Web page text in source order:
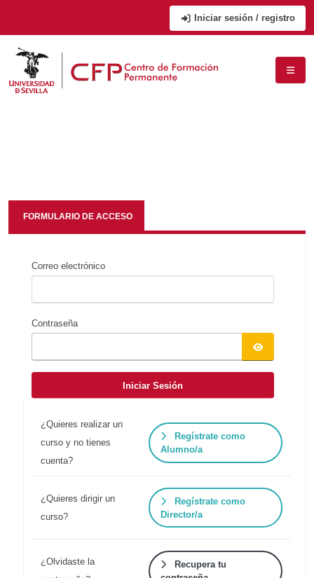
Iniciar sesión / registro
FORMULARIO DE ACCESO
Correo electrónico
Contraseña
Iniciar Sesión
¿Quieres realizar un
curso y no tienes
cuenta?
Regístrate como
Alumno/a
¿Quieres dirigir un
curso?
Regístrate como
Director/a
¿Olvidaste la
Recupera tu